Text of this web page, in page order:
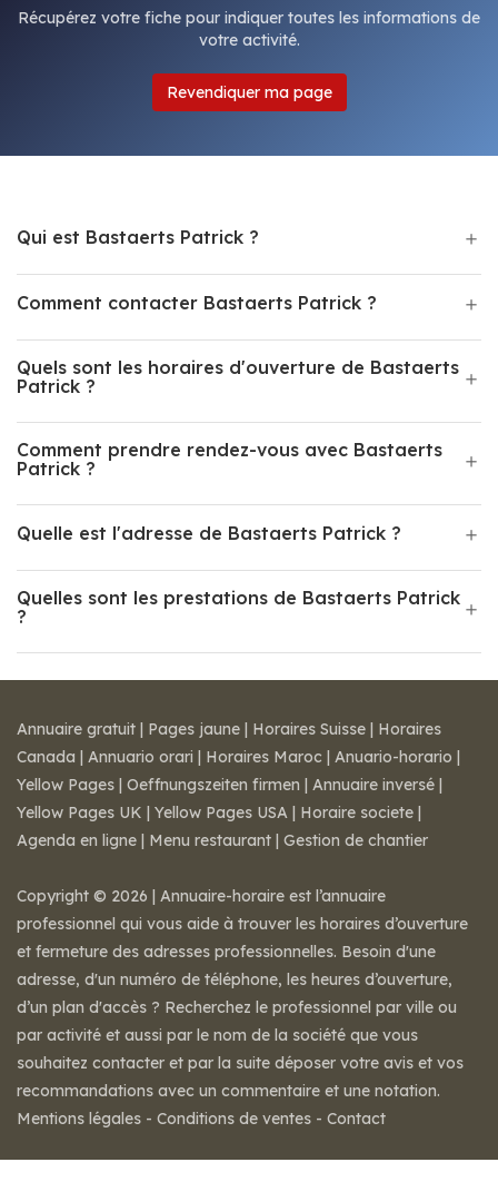
Récupérez votre fiche pour indiquer toutes les informations de
votre activité.
Revendiquer ma page
Qui est Bastaerts Patrick ?
Comment contacter Bastaerts Patrick ?
Quels sont les horaires d'ouverture de Bastaerts
Patrick ?
Comment prendre rendez-vous avec Bastaerts
Patrick ?
Quelle est l'adresse de Bastaerts Patrick ?
Quelles sont les prestations de Bastaerts Patrick
?
Annuaire gratuit | Pages jaune | Horaires Suisse | Horaires
Canada | Annuario orari | Horaires Maroc | Anuario-horario |
Yellow Pages | Oeffnungszeiten firmen | Annuaire inversé |
Yellow Pages UK | Yellow Pages USA | Horaire societe |
Agenda en ligne | Menu restaurant | Gestion de chantier
Copyright © 2026 | Annuaire-horaire est l’annuaire
professionnel qui vous aide à trouver les horaires d’ouverture
et fermeture des adresses professionnelles. Besoin d'une
adresse, d'un numéro de téléphone, les heures d’ouverture,
d’un plan d'accès ? Recherchez le professionnel par ville ou
par activité et aussi par le nom de la société que vous
souhaitez contacter et par la suite déposer votre avis et vos
recommandations avec un commentaire et une notation.
Mentions légales - Conditions de ventes - Contact